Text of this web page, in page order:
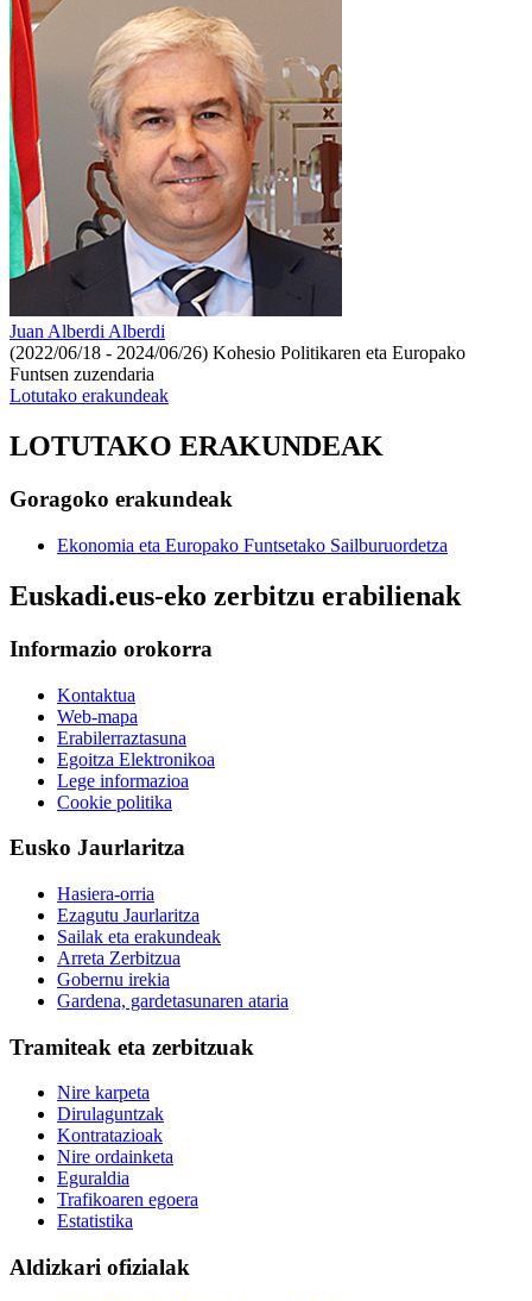
Juan Alberdi Alberdi
(2022/06/18 - 2024/06/26) Kohesio Politikaren eta Europako
Funtsen zuzendaria
Lotutako erakundeak
LOTUTAKO ERAKUNDEAK
Goragoko erakundeak
Ekonomia eta Europako Funtsetako Sailburuordetza
Euskadi.eus-eko zerbitzu erabilienak
Informazio orokorra
Kontaktua
Web-mapa
Erabilerraztasuna
Egoitza Elektronikoa
Lege informazioa
Cookie politika
Eusko Jaurlaritza
Hasiera-orria
Ezagutu Jaurlaritza
Sailak eta erakundeak
Arreta Zerbitzua
Gobernu irekia
Gardena, gardetasunaren ataria
Tramiteak eta zerbitzuak
Nire karpeta
Dirulaguntzak
Kontratazioak
Nire ordainketa
Eguraldia
Trafikoaren egoera
Estatistika
Aldizkari ofizialak